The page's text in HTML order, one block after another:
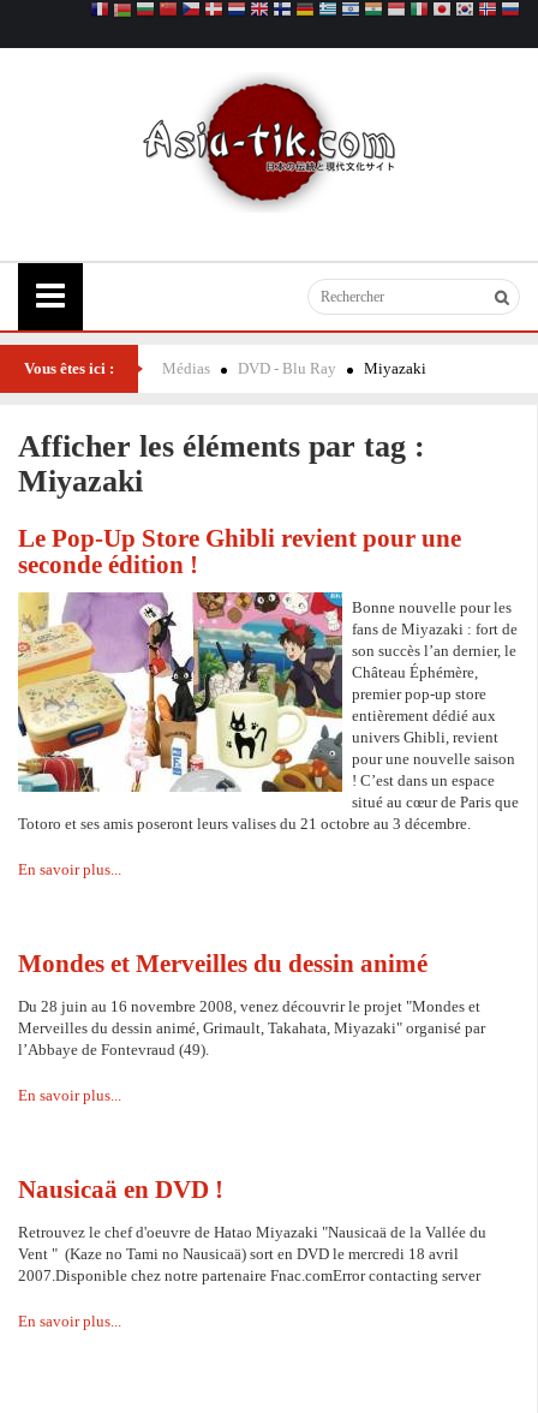
Vous êtes ici : Médias DVD - Blu Ray Miyazaki
Afficher les éléments par tag :
Miyazaki
Le Pop-Up Store Ghibli revient pour une
seconde édition !
Bonne nouvelle pour les
fans de Miyazaki : fort de
son succès l’an dernier, le
Château Éphémère,
premier pop-up store
entièrement dédié aux
univers Ghibli, revient
pour une nouvelle saison
! C’est dans un espace
situé au cœur de Paris que
Totoro et ses amis poseront leurs valises du 21 octobre au 3 décembre.
En savoir plus...
Mondes et Merveilles du dessin animé
Du 28 juin au 16 novembre 2008, venez découvrir le projet "Mondes et
Merveilles du dessin animé, Grimault, Takahata, Miyazaki" organisé par
l’Abbaye de Fontevraud (49).
En savoir plus...
Nausicaä en DVD !
Retrouvez le chef d'oeuvre de Hatao Miyazaki "Nausicaä de la Vallée du
Vent " (Kaze no Tami no Nausicaä) sort en DVD le mercredi 18 avril
2007.Disponible chez notre partenaire Fnac.comError contacting server
En savoir plus...